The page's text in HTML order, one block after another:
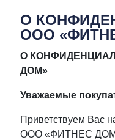
О
ООО
О
ДОМ»
Уважаемые
Приветствуем Вас
ООО «ФИТНЕС